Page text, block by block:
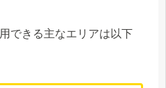
できる主なエリアは以下